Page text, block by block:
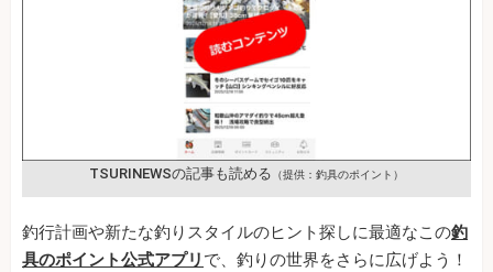
TSURINEWSの記事も読める （提供：釣具のポイント）
釣行計画や新たな釣りスタイルのヒント探しに最適なこの釣
具のポイント公式アプリ で、釣りの世界をさらに広げよう！